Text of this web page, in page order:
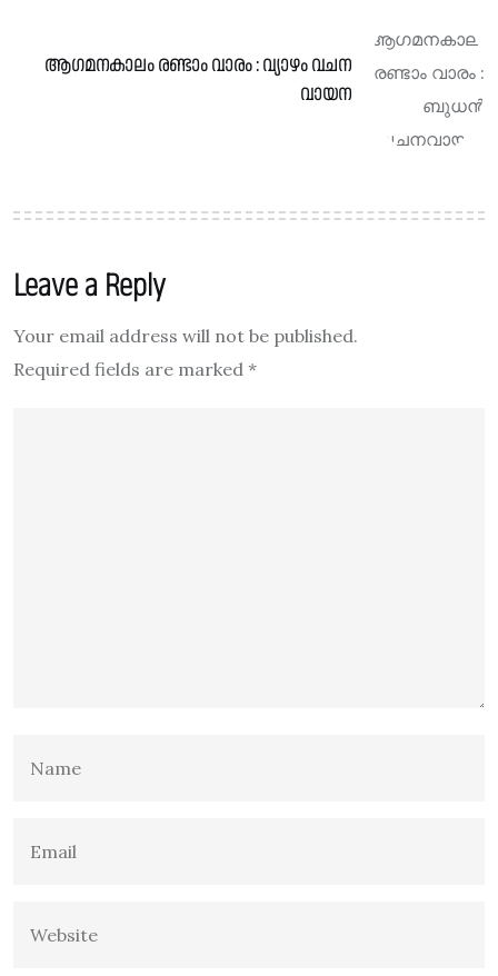
ആഗമനകാലം രണ്ടാം വാരം : വ്യാഴം വചന
വായന
Leave a Reply
Your email address will not be published.
Required fields are marked *